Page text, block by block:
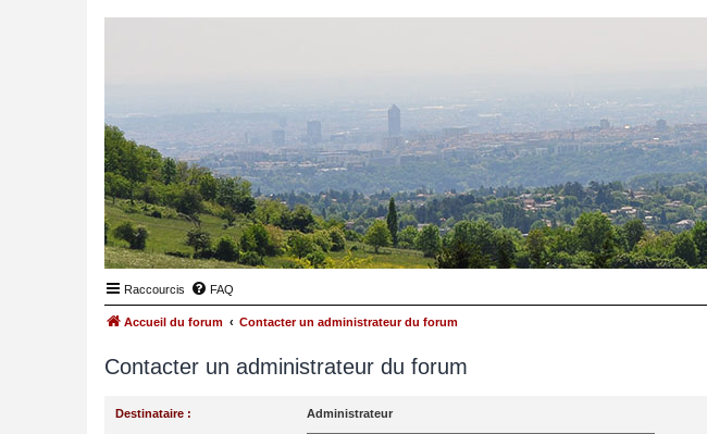
Raccourcis FAQ
Accueil du forum Contacter un administrateur du forum
Contacter un administrateur du forum
Destinataire : Administrateur